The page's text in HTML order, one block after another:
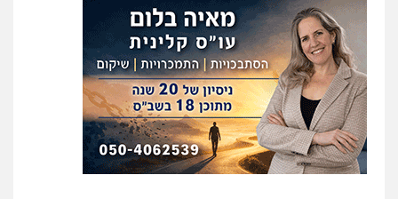
עו"ד איהאב ג'לג'ולי
פלילי מעצרים וחקירות עורכי דין לענייני
אסירים
0505216700
אייל בן שושן, עורך דין פלילי
פלילי מעצרים וחקירות פשיעה חמורה
נוער רישום פלילי
0522763105